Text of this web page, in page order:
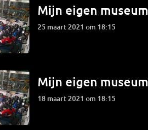
Mijn eigen museum
25 maart 2021 om 18:15
Mijn eigen museum
18 maart 2021 om 18:15